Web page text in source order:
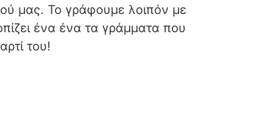
μας. Το γράφουμε λοιπόν με
ένα ένα τα γράμματα που
του!